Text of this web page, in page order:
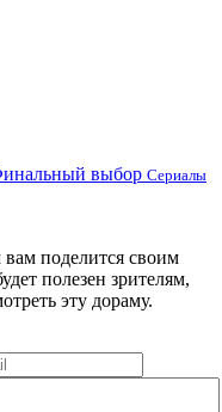
выбор Сериалы
поделится своим
полезен зрителям,
эту дораму.